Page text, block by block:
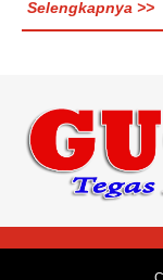
Selengkapnya >>